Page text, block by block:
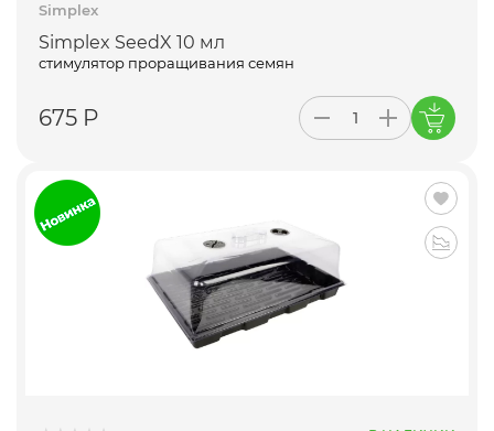
Simplex
Simplex SeedX 10 мл
стимулятор проращивания семян
675 Р